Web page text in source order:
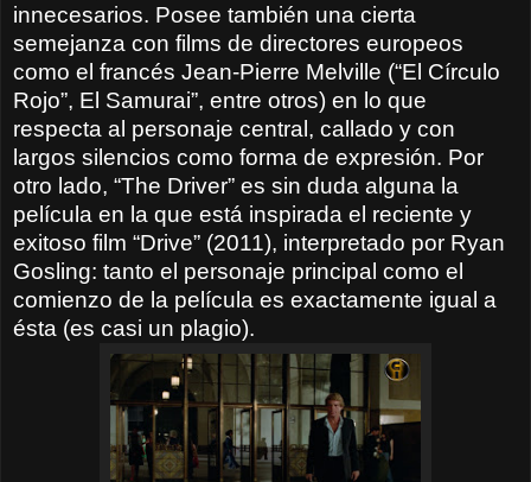
innecesarios. Posee también una cierta
semejanza con films de directores europeos
como el francés Jean-Pierre Melville (“El Círculo
Rojo”, El Samurai”, entre otros) en lo que
respecta al personaje central, callado y con
largos silencios como forma de expresión. Por
otro lado, “The Driver” es sin duda alguna la
película en la que está inspirada el reciente y
exitoso film “Drive” (2011), interpretado por Ryan
Gosling: tanto el personaje principal como el
comienzo de la película es exactamente igual a
ésta (es casi un plagio).